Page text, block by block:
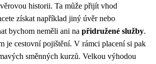
historii. Ta může přijít vhod
získat například jiný úvěr nebo
bychom neměli ani na přidružené služby.
je cestovní pojištění. V rámci placení si pak
směnných kurzů. Velkou výhodou